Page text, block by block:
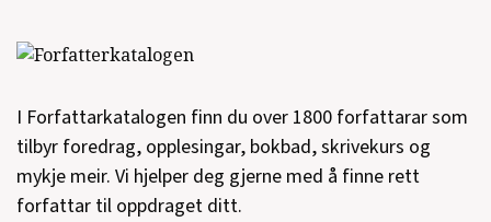
I Forfattarkatalogen finn du over 1800 forfattarar som
tilbyr foredrag, opplesingar, bokbad, skrivekurs og
mykje meir. Vi hjelper deg gjerne med å finne rett
forfattar til oppdraget ditt.